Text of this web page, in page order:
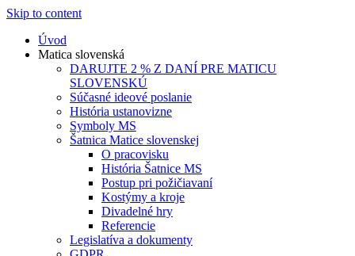
Skip to content
Úvod
Matica slovenská
DARUJTE 2 % Z DANÍ PRE MATICU
SLOVENSKÚ
Súčasné ideové poslanie
História ustanovizne
Symboly MS
Šatnica Matice slovenskej
O pracovisku
História Šatnice MS
Postup pri požičiavaní
Kostýmy a kroje
Divadelné hry
Referencie
Legislatíva a dokumenty